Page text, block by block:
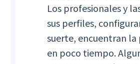
Los profesionales y
sus perfiles,
suerte, encuentran
en poco tiempo.